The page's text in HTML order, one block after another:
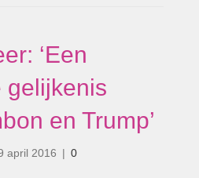
‘Een
gelijkenis
en Trump’
april 2016 | 0